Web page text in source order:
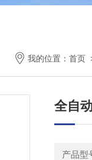
我的位置： 首页
全自
产品型